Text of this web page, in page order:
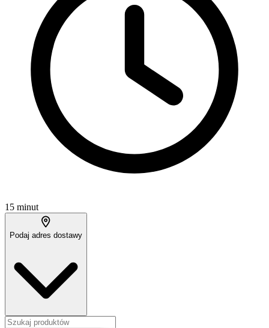
15 minut
Podaj adres dostawy